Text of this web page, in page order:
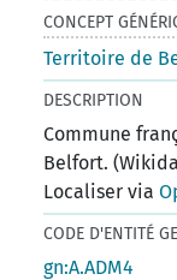
CONCEPT
Territoire de
DESCRIPTION
Commune
Belfort.
Localiser via
CODE D'ENTITÉ
gn:A.ADM4